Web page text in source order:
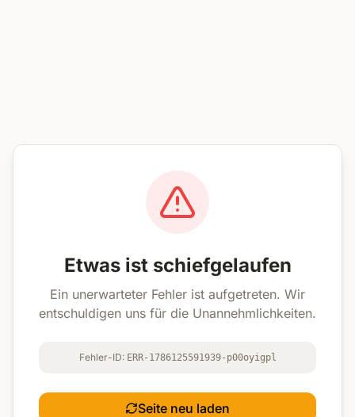
Etwas ist schiefgelaufen
Ein unerwarteter Fehler ist aufgetreten. Wir
entschuldigen uns für die Unannehmlichkeiten.
Fehler-ID: ERR-1786125591939-p00oyigpl
Seite neu laden